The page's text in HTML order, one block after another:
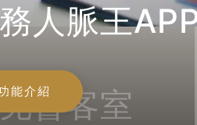
會客室
人脈王
能介紹